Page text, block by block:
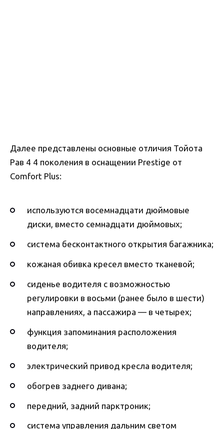
Далее представлены основные отличия Тойота
Рав 4 4 поколения в оснащении Prestige от
Comfort Plus:
используются восемнадцати дюймовые
диски, вместо семнадцати дюймовых;
система бесконтактного открытия багажника;
кожаная обивка кресел вместо тканевой;
сиденье водителя с возможностью
регулировки в восьми (ранее было в шести)
направлениях, а пассажира — в четырех;
функция запоминания расположения
водителя;
электрический привод кресла водителя;
обогрев заднего дивана;
передний, задний парктроник;
система управления дальним светом